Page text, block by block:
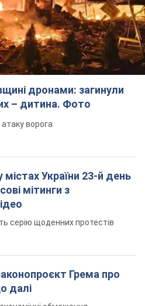
ворога
України 23-й день
мітинги з
серію щоденних протестів
Грема про
далі
обмеження